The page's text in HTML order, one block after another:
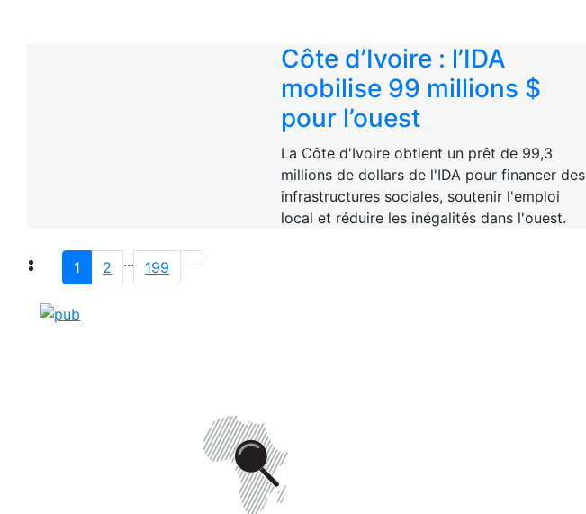
Côte d’Ivoire : l’IDA
mobilise 99 millions $
pour l’ouest
La Côte d'Ivoire obtient un prêt de 99,3
millions de dollars de l'IDA pour financer des
infrastructures sociales, soutenir l'emploi
local et réduire les inégalités dans l'ouest.
1
2 ... 199